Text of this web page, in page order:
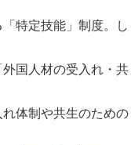
特定技能」制度。し
国人材の受入れ・共
体制や共生のための